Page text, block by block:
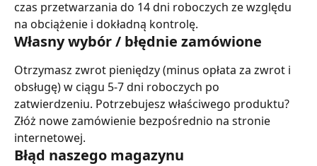
czas przetwarzania do 14 dni roboczych ze względu
na obciążenie i dokładną kontrolę.
Własny wybór / błędnie zamówione
Otrzymasz zwrot pieniędzy (minus opłata za zwrot i
obsługę) w ciągu 5-7 dni roboczych po
zatwierdzeniu. Potrzebujesz właściwego produktu?
Złóż nowe zamówienie bezpośrednio na stronie
internetowej.
Błąd naszego magazynu